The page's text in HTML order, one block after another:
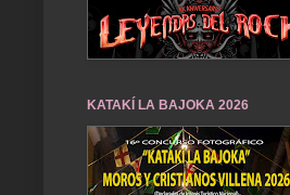
KATAKÍ LA BAJOKA 2026